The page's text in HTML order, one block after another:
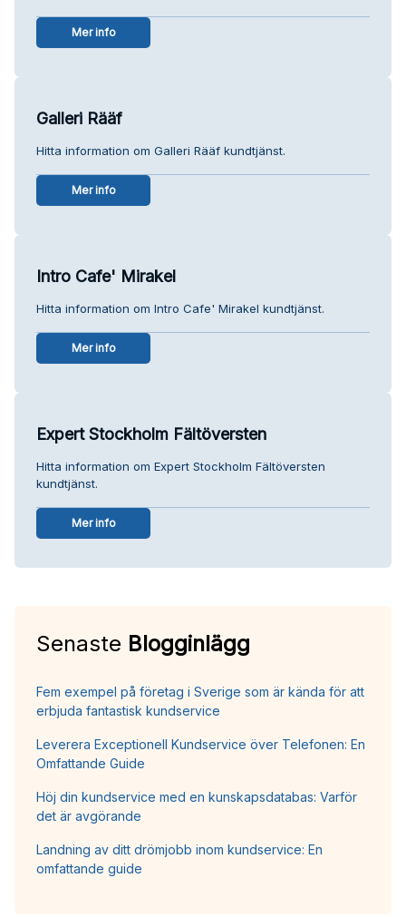
Mer info
Galleri Rääf
Hitta information om Galleri Rääf kundtjänst.
Mer info
Intro Cafe' Mirakel
Hitta information om Intro Cafe' Mirakel kundtjänst.
Mer info
Expert Stockholm Fältöversten
Hitta information om Expert Stockholm Fältöversten
kundtjänst.
Mer info
Senaste Blogginlägg
Fem exempel på företag i Sverige som är kända för att
erbjuda fantastisk kundservice
Leverera Exceptionell Kundservice över Telefonen: En
Omfattande Guide
Höj din kundservice med en kunskapsdatabas: Varför
det är avgörande
Landning av ditt drömjobb inom kundservice: En
omfattande guide